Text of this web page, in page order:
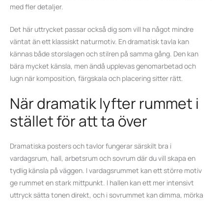
med fler detaljer.
Det här uttrycket passar också dig som vill ha något mindre
väntat än ett klassiskt naturmotiv. En dramatisk tavla kan
kännas både storslagen och stilren på samma gång. Den kan
bära mycket känsla, men ändå upplevas genomarbetad och
lugn när komposition, färgskala och placering sitter rätt.
När dramatik lyfter rummet i
stället för att ta över
Dramatiska posters och tavlor fungerar särskilt bra i
vardagsrum, hall, arbetsrum och sovrum där du vill skapa en
tydlig känsla på väggen. I vardagsrummet kan ett större motiv
ge rummet en stark mittpunkt. I hallen kan ett mer intensivt
uttryck sätta tonen direkt, och i sovrummet kan dimma, mörka